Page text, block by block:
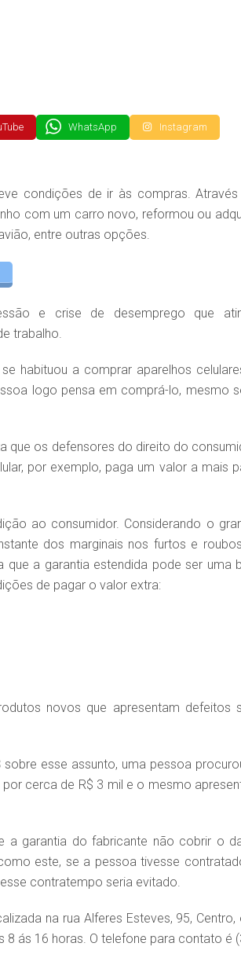
WhatsApp Instagram
condições de ir às compras.
com um carro novo, reformou ou
entre outras opções.
e crise de desemprego que
trabalho.
habituou a comprar aparelhos
logo pensa em comprá-lo, mesmo
que os defensores do direito do
por exemplo, paga um valor a mais
ao consumidor. Considerando o
dos marginais nos furtos e
que a garantia estendida pode ser uma
de pagar o valor extra:
novos que apresentam defeitos
sobre esse assunto, uma pessoa
cerca de R$ 3 mil e o mesmo
a garantia do fabricante não cobrir o
este, se a pessoa tivesse
contratempo seria evitado.
na rua Alferes Esteves, 95, Centro,
8 ás 16 horas. O telefone para contato é